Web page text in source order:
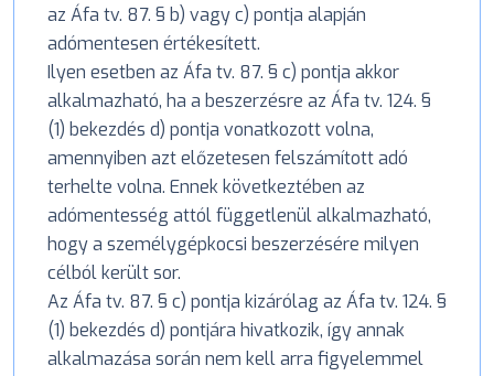
az Áfa tv. 87. § b) vagy c) pontja alapján
adómentesen értékesített.
Ilyen esetben az Áfa tv. 87. § c) pontja akkor
alkalmazható, ha a beszerzésre az Áfa tv. 124. §
(1) bekezdés d) pontja vonatkozott volna,
amennyiben azt előzetesen felszámított adó
terhelte volna. Ennek következtében az
adómentesség attól függetlenül alkalmazható,
hogy a személygépkocsi beszerzésére milyen
célból került sor.
Az Áfa tv. 87. § c) pontja kizárólag az Áfa tv. 124. §
(1) bekezdés d) pontjára hivatkozik, így annak
alkalmazása során nem kell arra figyelemmel